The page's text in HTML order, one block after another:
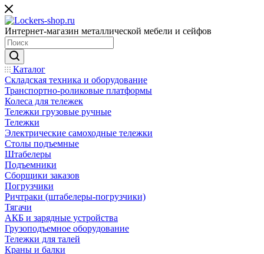
Интернет-магазин металлической мебели и сейфов
Каталог
Складская техника и оборудование
Транспортно-роликовые платформы
Колеса для тележек
Тележки грузовые ручные
Тележки
Электрические самоходные тележки
Столы подъемные
Штабелеры
Подъемники
Сборщики заказов
Погрузчики
Ричтраки (штабелеры-погрузчики)
Тягачи
АКБ и зарядные устройства
Грузоподъемное оборудование
Тележки для талей
Краны и балки